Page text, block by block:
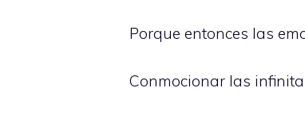
Porque entonces las
Conmocionar las